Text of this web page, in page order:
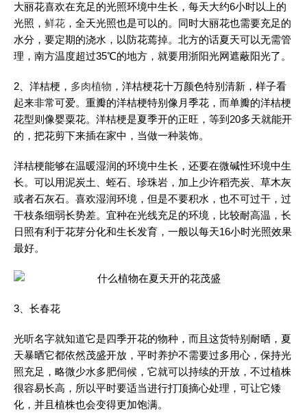
大丽花喜欢在充足的光照环境中生长，每天大约6小时以上的
光照， 鲜花 ，全天光照也是可以的。同时大丽花也需要充足的
水分，要定期的浇水，以防花蔫掉。北方的话夏天可以无需管
理，南方温度超过35℃的地方，就要用浙阳光网遮蔽阳光了。
2、洋桔梗， 多肉植物 ，洋桔梗花十万颜色特别清新，样子看
起来非常可爱。重瓣的洋桔梗特别像月季花，而单瓣的洋桔梗
花型则像婴粟花。洋桔梗是夏季开的正旺，等到20多天就能开
的，把花剪下来插在家中，当做一种装饰。
洋桔梗能够在温暖湿润的环境中生长，还要在微碱性环境中生
长。可以用泥炭土、蛭石、珍珠岩，加上少许稻壳炭、草木灰
或者石灰石。喜欢湿润环境，但是不要积水，也不可过干，过
干枝条细弱长势差。宜种在光线充足的环境，比较耐高温，长
日照有利于花芽分化和生长发育，一般以每天16小时光照效果
最好。
3、长春花
光听名字就知道它是四季开花的物种，而且这货特别耐晒，夏
天暴晒它都依然茂盛开放，平时养护不需要过多用心，保持光
照充足，略微少水多肥伺候，它就可以持续的开放，不过植株
很容易长高，所以平时要适当进行打顶摘心处理，可让它矮
化，并且植株也会变得更加饱满。